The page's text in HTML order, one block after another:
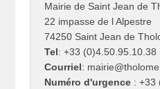
Mairie de Saint Jean de
22 impasse de l Alpestre
74250 Saint Jean de
Tel: +33 (0)4.50.95.10.38
Courriel:
Numéro d'urgence: +33